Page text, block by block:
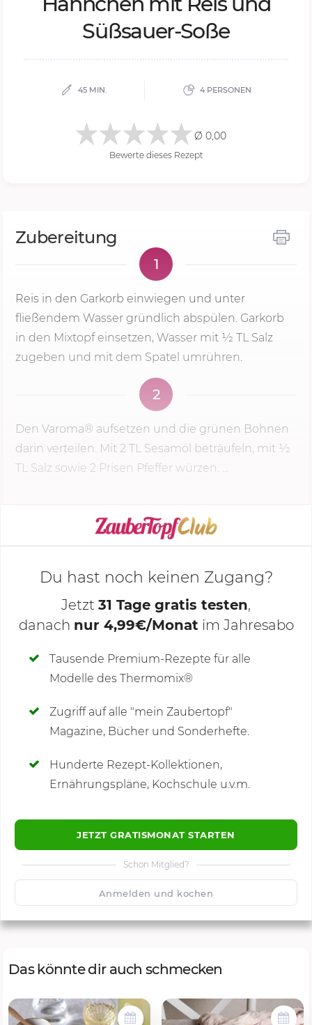
Süß­sau­er-Soße
45 MIN. 4 PERSONEN
Ø 0,00
Bewerte dieses Rezept
Zubereitung
1
Reis in den Garkorb einwiegen und unter
fließendem Wasser gründlich abspülen. Garkorb
in den Mixtopf einsetzen, Wasser mit 1⁄2 TL Salz
zugeben und mit dem Spatel umrühren.
2
Den Varoma® aufsetzen und die grünen Bohnen
darin verteilen. Mit 2 TL Sesamöl beträufeln, mit 1⁄2
TL Salz sowie 2 Prisen Pfeffer würzen. ...
KOCHMODUS STARTEN
Deine Notizen
Du hast noch keinen Zugang?
Jetzt 31 Tage gratis testen,
danach nur 4,99€/Monat im Jahresabo
Tausende Premium-Rezepte für alle
Modelle des Thermomix®
Zugriff auf alle "mein Zaubertopf"
Magazine, Bücher und Sonderhefte.
Hunderte Rezept-Kollektionen,
Ernährungspläne, Kochschule u.v.m.
JETZT GRATISMONAT STARTEN
Schon Mitglied?
Anmelden und kochen
Kommentare
🙂 Speichern
Das könnte dir auch schmecken